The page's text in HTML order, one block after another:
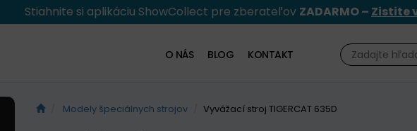
Stiahnite si aplikáciu ShowCollect pre zberateľov ZADARMO – Zistite
O NÁS BLOG KONTAKT
Modely špeciálnych strojov Vyvážací stroj TIGERCAT 635D